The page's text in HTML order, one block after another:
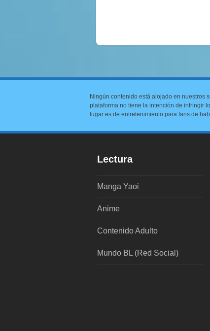
Ningún contenido está alojado en nuestros
plataforma no tiene la intención de infringir
lugar es de entretenimiento para fans de
Lectura
Manga Yaoi
Anime
Contenido Adulto
Mundo BL (Red Social)